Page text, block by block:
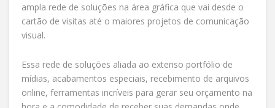
ampla rede de soluções na área gráfica que vai desde o
cartão de visitas até o maiores projetos de comunicação
visual.
Essa rede de soluções aliada ao extenso portfólio de
mídias, acabamentos especiais, recebimento de arquivos
online, ferramentas incríveis para gerar seu orçamento na